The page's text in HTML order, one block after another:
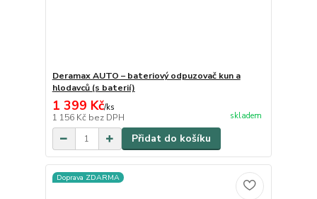
Deramax AUTO – bateriový odpuzovač kun a
hlodavců (s baterií)
1 399 Kč/ks
1 156 Kč bez DPH skladem
Přidat do košíku
Doprava ZDARMA